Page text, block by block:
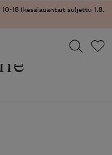
18 (kesälauantait suljettu 1.8.